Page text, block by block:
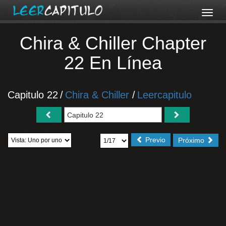
Chira & Chiller Chapter
22 En Línea
Capitulo 22 / Chira & Chiller / Leercapitulo
Próximo
Previo